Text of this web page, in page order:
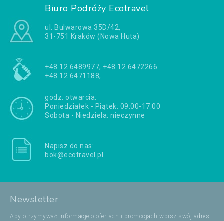
Biuro Podróży Ecotravel
ul. Bulwarowa 35D/42,
31-751 Kraków (Nowa Huta)
+48 12 6489977, +48 12 6472266
+48 12 6471188,
godz. otwarcia:
Poniedziałek - Piątek: 09:00-17:00
Sobota - Niedziela: nieczynne
Napisz do nas:
bok@ecotravel.pl
Newsletter
Aby otrzymywać informacje o ofertach i promocjach wpisz swój adres